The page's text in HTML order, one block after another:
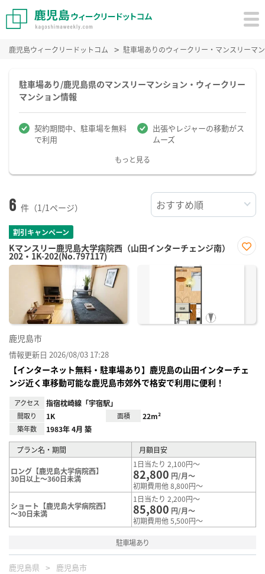
鹿児島ウィークリードットコム 駐車場ありのウィークリー・マンスリーマ
駐車場あり/鹿児島県のマンスリーマンション・ウィークリー
マンション情報
契約期間中、駐車場を無料
で利用
出張やレジャーの移動がス
ムーズ
もっと見る
6 件（1/1ページ）
割引キャンペーン
Kマンスリー鹿児島大学病院西（山田インターチェンジ南）
202・1K-202(No.797117)
に入
鹿児島市
情報更新日 2026/08/03 17:28
【インターネット無料・駐車場あり】鹿児島の山田インターチェ
ンジ近く車移動可能な鹿児島市郊外で格安で利用に便利！
アクセス 指宿枕崎線「宇宿駅」
間取り 1K 面積 22m²
築年数 1983年 4月 築
プラン名・期間 月額目安
ロング【鹿児島大学病院西】
30日以上～360日未満
1日当たり 2,100円～
82,800 円/月～
初期費用他 8,800円～
ショート【鹿児島大学病院西】
～30日未満
1日当たり 2,200円～
85,800 円/月～
初期費用他 5,500円～
駐車場あり
鹿児島県 鹿児島市